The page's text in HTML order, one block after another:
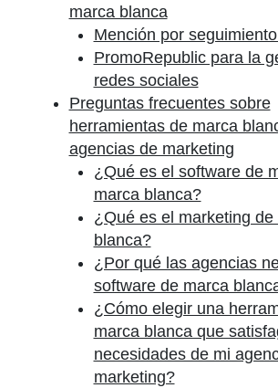
marca blanca
Mención por
PromoRepublic para la
redes sociales
Preguntas frecuentes sobre
herramientas de marca
agencias de marketing
¿Qué es el software de
marca blanca?
¿Qué es el marketing de
blanca?
¿Por qué las agencias
software de marca
¿Cómo elegir una
marca blanca que
necesidades de mi
marketing?